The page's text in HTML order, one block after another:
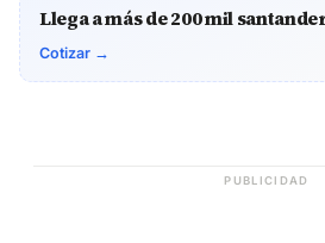
Llega a más de 200 mil
Cotizar →
PUBLICIDAD